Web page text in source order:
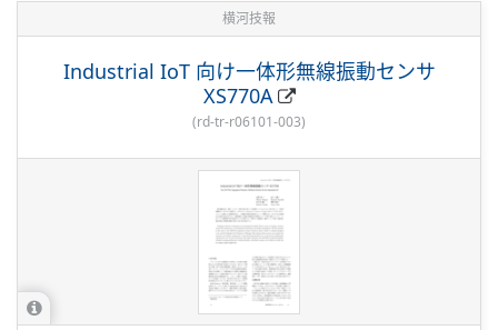
横河技報
Industrial IoT 向け一体形無線振動センサ
XS770A
(rd-tr-r06101-003)